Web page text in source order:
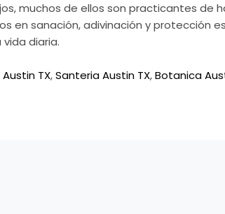
muchos de ellos son practicantes de
en sanación, adivinación y protección
diaria.
Austin TX,Santeria Austin TX,Botanica